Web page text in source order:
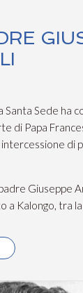
Sede ha
di Papa
di
Giuseppe
a Kalongo, tra